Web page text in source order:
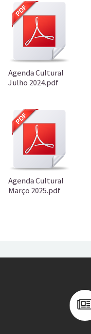
Agenda Cultural
Julho 2024.pdf
Agenda Cultural
Março 2025.pdf